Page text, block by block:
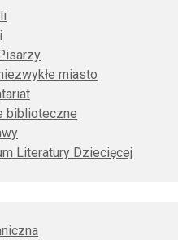
miasto
biblioteczne
Literatury Dziecięcej